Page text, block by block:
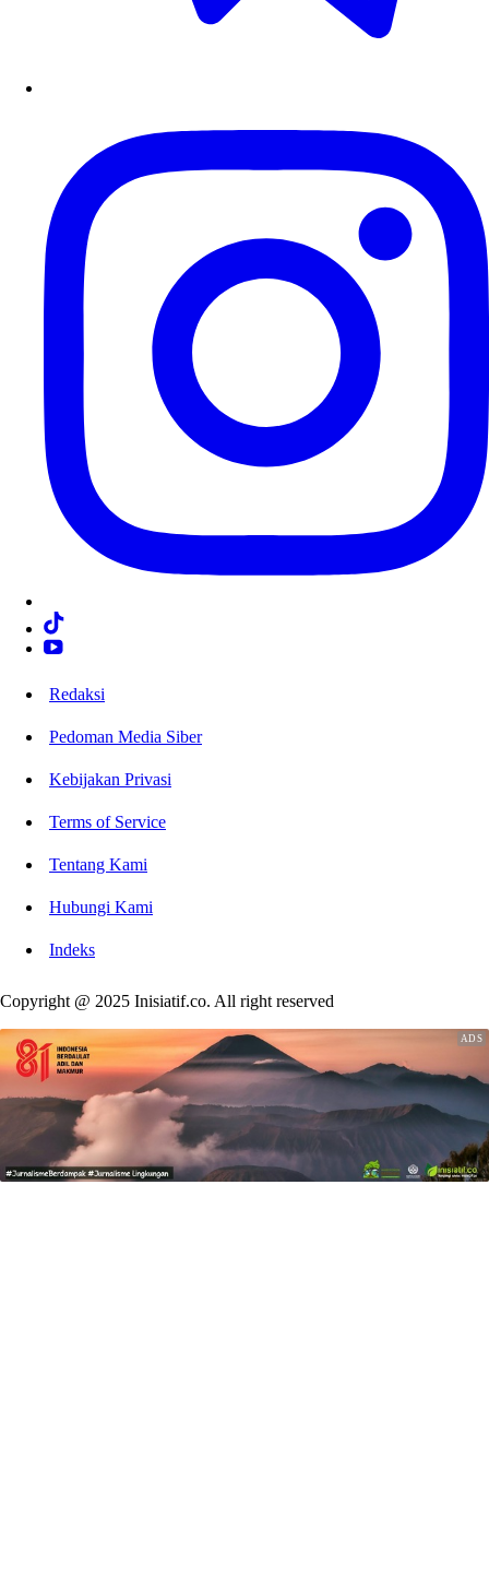
Redaksi
Pedoman Media Siber
Kebijakan Privasi
Terms of Service
Tentang Kami
Hubungi Kami
Indeks
Copyright @ 2025 Inisiatif.co. All right reserved